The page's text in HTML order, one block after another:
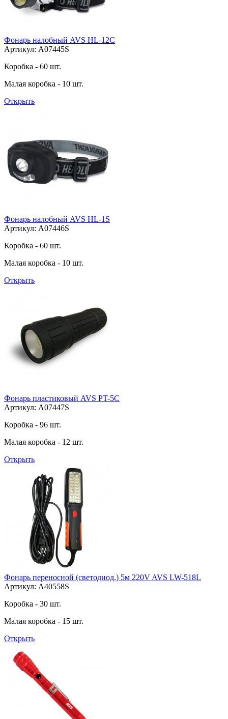
Фонарь налобный AVS HL-12C
Артикул: A07445S
Коробка - 60 шт.
Малая коробка - 10 шт.
Открыть
Фонарь налобный AVS HL-1S
Артикул: A07446S
Коробка - 60 шт.
Малая коробка - 10 шт.
Открыть
Фонарь пластиковый AVS PT-5C
Артикул: A07447S
Коробка - 96 шт.
Малая коробка - 12 шт.
Открыть
Фонарь переносной (светодиод.) 5м 220V AVS LW-518L
Артикул: A40558S
Коробка - 30 шт.
Малая коробка - 15 шт.
Открыть